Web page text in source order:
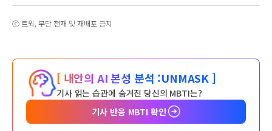
ⓒ 트윅, 무단 전재 및 재배포 금지
[ 내안의 AI 본성 분석 :UNMASK ]
기사 읽는 습관에 숨겨진 당신의 MBTI는?
기사 반응 MBTI 확인